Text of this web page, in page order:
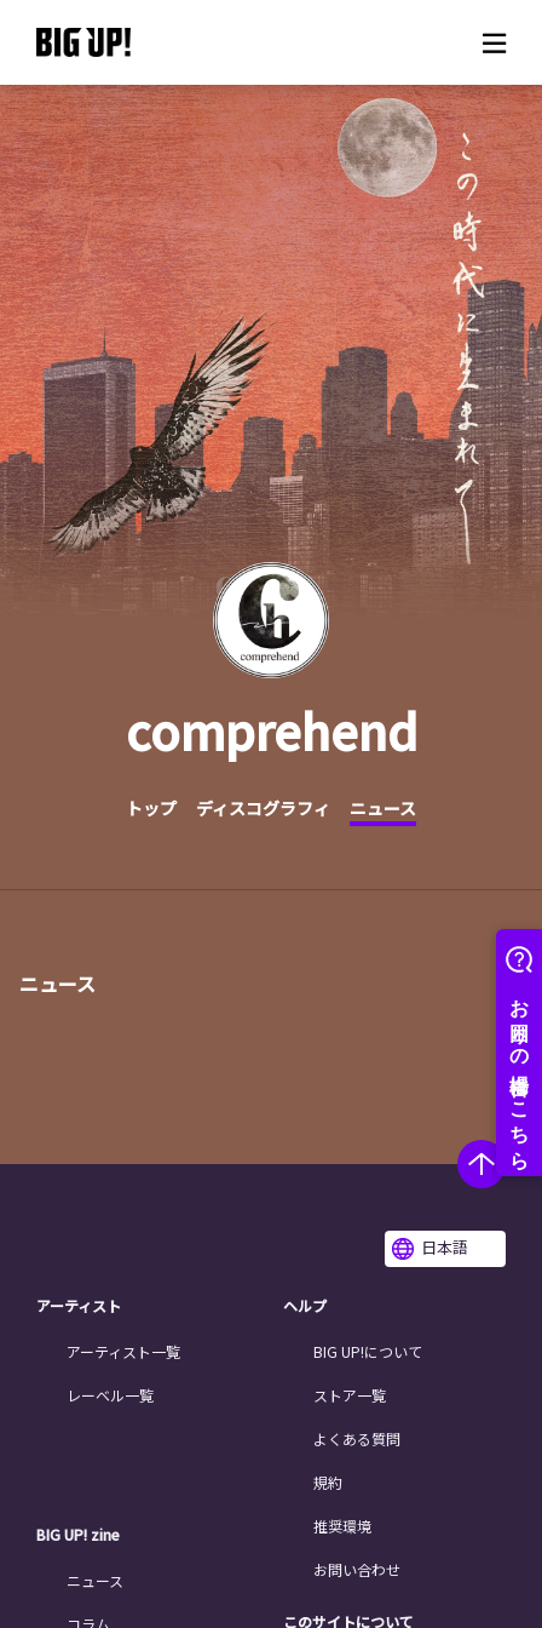
BIG UP!について
ニュース
料金プラン
サポート
ご利用の流れ
よくある質問
comprehend
トップ ディスコグラフィ ニュース
ニュース
日本語
アーティスト
アーティスト一覧
レーベル一覧
BIG UP! zine
ニュース
コラム
ヘルプ
BIG UP!について
ストア一覧
よくある質問
規約
推奨環境
お問い合わせ
このサイトについて